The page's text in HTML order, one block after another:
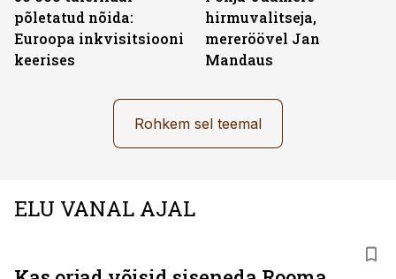
põletatud nõida:
Euroopa inkvisitsiooni
keerises
hirmuvalitseja,
mereröövel Jan
Mandaus
Rohkem sel teemal
ELU VANAL AJAL